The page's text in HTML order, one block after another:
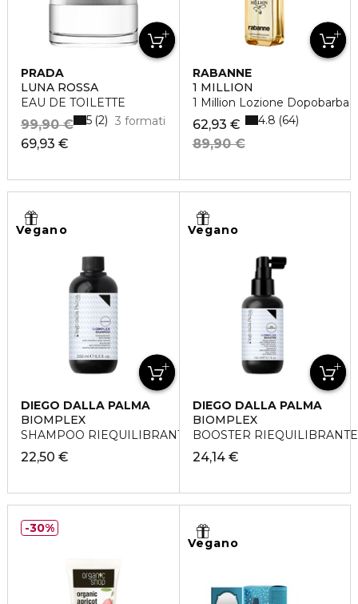
PRADA
LUNA ROSSA
EAU DE TOILETTE
69,93 €
99,90 € 3 formati
5 2
RABANNE
1 MILLION
1 Million Lozione Dopobarba
62,93 €
89,90 €
4.8 64
Vegano
DIEGO DALLA PALMA
BIOMPLEX
SHAMPOO RIEQUILIBRANTE ANTI-STRESS
22,50 €
Vegano
DIEGO DALLA PALMA
BIOMPLEX
BOOSTER
24,14 €
30%
Vegano